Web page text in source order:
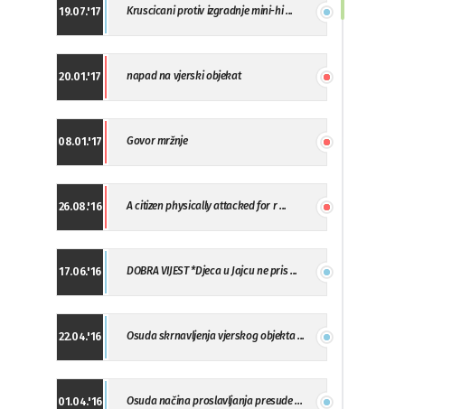
19.07.'17 Kruscicani protiv izgradnje mini-hi ...
20.01.'17 napad na vjerski objekat
08.01.'17 Govor mržnje
26.08.'16 A citizen physically attacked for r ...
17.06.'16 DOBRA VIJEST *Djeca u Jajcu ne pris ...
22.04.'16 Osuda skrnavljenja vjerskog objekta ...
01.04.'16 Osuda načina proslavljanja presude ...